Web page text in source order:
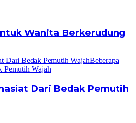
Wanita Berkerudung
Dari Bedak Pemutih